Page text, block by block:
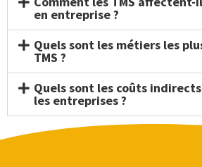
en entreprise ?
Quels sont les métiers les
TMS ?
Quels sont les coûts
les entreprises ?